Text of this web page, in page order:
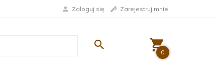
Zaloguj się Zarejestruj mnie
0